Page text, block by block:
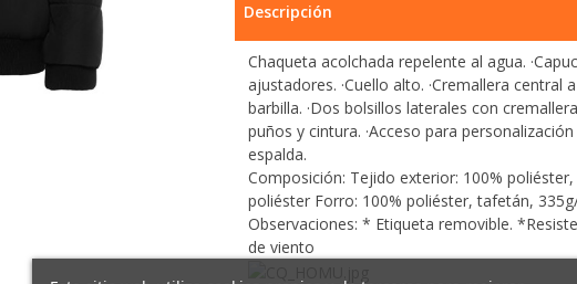
Descripción
Chaqueta acolchada repelente al agua.
ajustadores. ·Cuello alto. ·Cremallera
barbilla. ·Dos bolsillos laterales con
puños y cintura. ·Acceso para
espalda.
Composición: Tejido exterior: 100%
poliéster Forro: 100% poliéster, tafetán,
Observaciones: * Etiqueta removible.
de viento